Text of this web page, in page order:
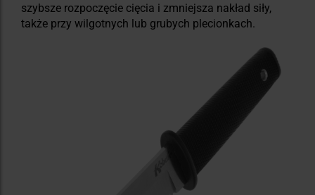
szybsze rozpoczęcie cięcia i zmniejsza nakład siły,
także przy wilgotnych lub grubych plecionkach.